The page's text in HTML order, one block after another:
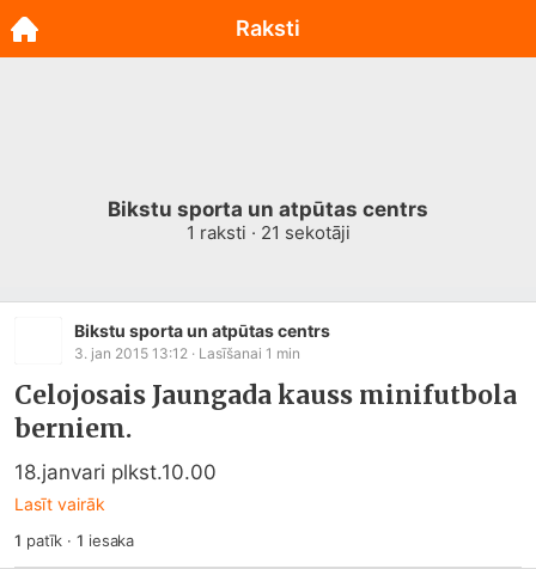
Bikstu sporta un atpūtas centrs
1 raksti · 21 sekotāji
Bikstu sporta un atpūtas centrs
3. jan 2015 13:12 · Lasīšanai 1 min
Celojosais Jaungada kauss minifutbola
berniem.
18.janvari plkst.10.00
Lasīt vairāk
1 patīk ·1 iesaka
Raksti